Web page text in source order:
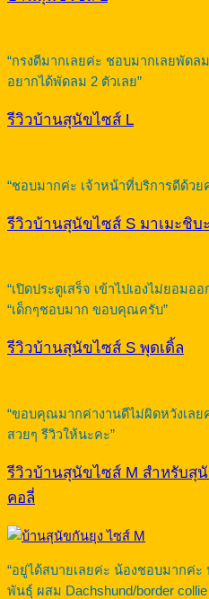
“กรงดีมากเลยค่ะ ชอบมากเลยพัด
อยากได้พัดลม 2 ตัวเลย”
รีวิวบ้านสุนัขไซส์ L
“ชอบมากค่ะ เจ้าหน้าที่บริการดีด้วย
รีวิวบ้านสุนัขไซส์ S มาเมะชิบะ
“เปิดประตูเสร็จ เข้าไปเองไม่ยอมอ
“เด็กๆชอบมาก ขอบคุณครับ”
รีวิวบ้านสุนัขไซส์ S พุดเดิ้ล
“ขอบคุณมากค่างานดีไม่ผิดหวังเลย
สวยๆ รีวิวให้นะคะ”
รีวิวบ้านสุนัขไซส์ M สำหรับสุ
คอลี่
“อยู่ได้สบายเลยค่ะ น้องชอบมากค่ะ
พันธุ์ ผสม Dachshund/border collie